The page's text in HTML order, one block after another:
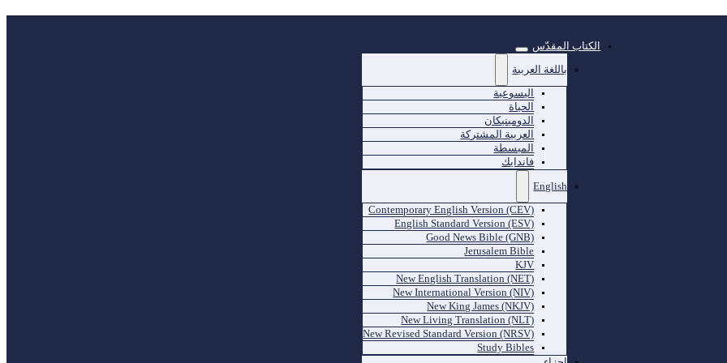
الكتاب المقدّس
باللغة العربية
اليسوعية
الحياة
الدومينيكان
العربية المشتركة
المبسطة
فاندايك
English
Contemporary English Version (CEV)
English Standard Version (ESV)
Good News Bible (GNB)
Jerusalem Bible
KJV
New English Translation (NET)
New International Version (NIV)
New King James (NKJV)
New Living Translation (NLT)
New Revised Standard Version (NRSV)
Study Bibles